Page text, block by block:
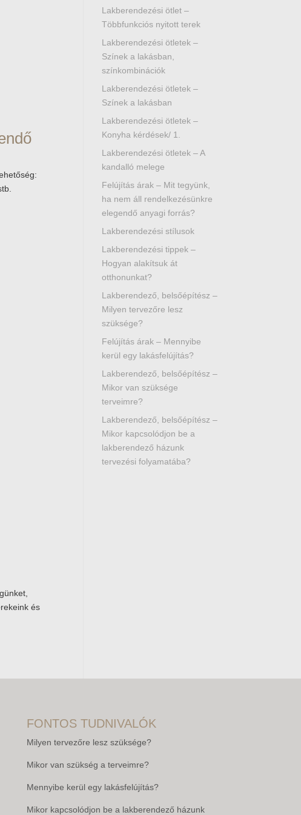
és
Lakberendezési ötlet –
Többfunkciós nyitott terek
Lakberendezési ötletek –
Színek a lakásban,
színkombinációk
Lakberendezési ötletek –
Színek a lakásban
Lakberendezési ötletek –
Konyha kérdések/ 1.
Lakberendezési ötletek – A
kandalló melege
Felújítás árak – Mit tegyünk,
ha nem áll rendelkezésünkre
elegendő anyagi forrás?
Lakberendezési stílusok
Lakberendezési tippek –
Hogyan alakítsuk át
otthonunkat?
Lakberendező, belsőépítész –
Milyen tervezőre lesz
szüksége?
Felújítás árak – Mennyibe
kerül egy lakásfelújítás?
Lakberendező, belsőépítész –
Mikor van szüksége
terveimre?
Lakberendező, belsőépítész –
Mikor kapcsolódjon be a
lakberendező házunk
tervezési folyamatába?
FONTOS TUDNIVALÓK
Milyen tervezőre lesz szüksége?
Mikor van szükség a terveimre?
Mennyibe kerül egy lakásfelújítás?
Mikor kapcsolódjon be a lakberendező házunk